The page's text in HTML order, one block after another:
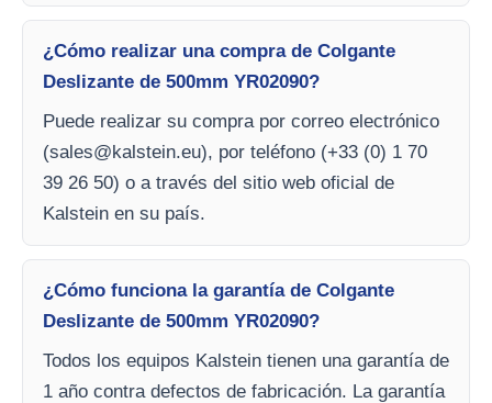
¿Cómo realizar una compra de Colgante
Deslizante de 500mm YR02090?
Puede realizar su compra por correo electrónico
(sales@kalstein.eu), por teléfono (+33 (0) 1 70
39 26 50) o a través del sitio web oficial de
Kalstein en su país.
¿Cómo funciona la garantía de Colgante
Deslizante de 500mm YR02090?
Todos los equipos Kalstein tienen una garantía de
1 año contra defectos de fabricación. La garantía